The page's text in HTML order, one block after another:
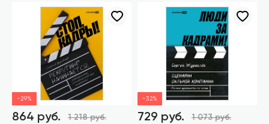
-29%
864 руб. 1 218 руб.
-32%
729 руб. 1 073 руб.